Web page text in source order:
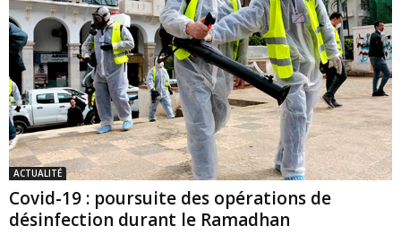
ACTUALITÉ
Covid-19 : poursuite des opérations de
désinfection durant le Ramadhan